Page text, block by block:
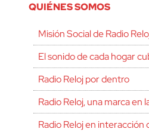
QUIÉNES SOMOS
Misión Social de Radio
El sonido de cada hogar
Radio Reloj por dentro
Radio Reloj, una marca en
Radio Reloj en interacción